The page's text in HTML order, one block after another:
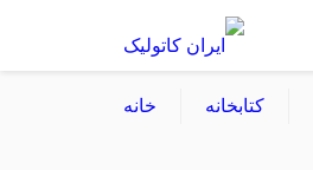
خانه کتابخانه